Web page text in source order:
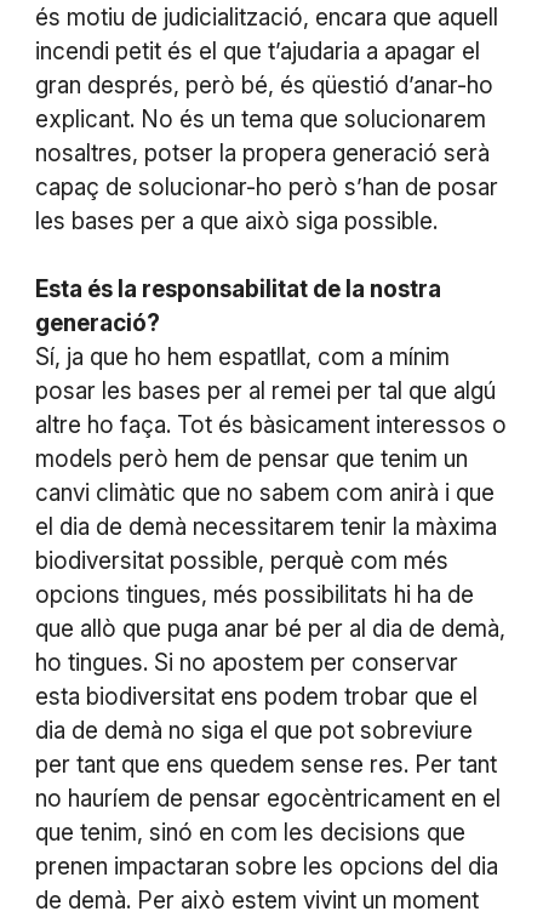
és motiu de judicialització, encara que aquell
incendi petit és el que t’ajudaria a apagar el
gran després, però bé, és qüestió d’anar-ho
explicant. No és un tema que solucionarem
nosaltres, potser la propera generació serà
capaç de solucionar-ho però s’han de posar
les bases per a que això siga possible.
Esta és la responsabilitat de la nostra
generació?
Sí, ja que ho hem espatllat, com a mínim
posar les bases per al remei per tal que algú
altre ho faça. Tot és bàsicament interessos o
models però hem de pensar que tenim un
canvi climàtic que no sabem com anirà i que
el dia de demà necessitarem tenir la màxima
biodiversitat possible, perquè com més
opcions tingues, més possibilitats hi ha de
que allò que puga anar bé per al dia de demà,
ho tingues. Si no apostem per conservar
esta biodiversitat ens podem trobar que el
dia de demà no siga el que pot sobreviure
per tant que ens quedem sense res. Per tant
no hauríem de pensar egocèntricament en el
que tenim, sinó en com les decisions que
prenen impactaran sobre les opcions del dia
de demà. Per això estem vivint un moment